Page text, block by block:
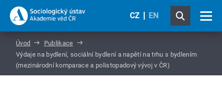
CZ EN
Úvod
Publikace
Výdaje na bydlení, sociální bydlení a napětí na trhu s bydlením
(mezinárodní komparace a polistopadový vývoj v ČR)